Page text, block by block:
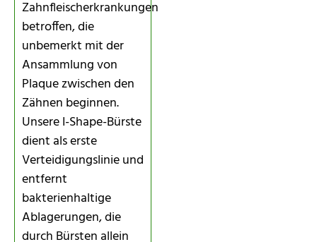
Zahnfleischerkrankungen
betroffen, die
unbemerkt mit der
Ansammlung von
Plaque zwischen den
Zähnen beginnen.
Unsere I-Shape-Bürste
dient als erste
Verteidigungslinie und
entfernt
bakterienhaltige
Ablagerungen, die
durch Bürsten allein